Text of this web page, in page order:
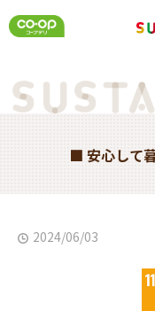
■ 安心して
2024/06/03